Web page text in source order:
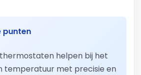
punten
helpen bij het
temperatuur met precisie en